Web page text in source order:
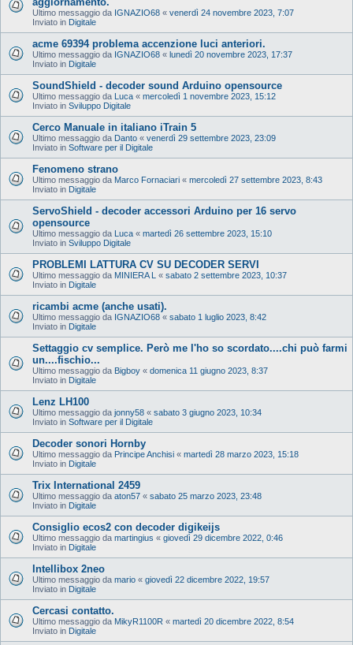
Ultimo messaggio da IGNAZIO68 « venerdì 24 novembre 2023, 7:07
Inviato in Digitale
acme 69394 problema accenzione luci anteriori.
Ultimo messaggio da IGNAZIO68 « lunedì 20 novembre 2023, 17:37
Inviato in Digitale
SoundShield - decoder sound Arduino opensource
Ultimo messaggio da Luca « mercoledì 1 novembre 2023, 15:12
Inviato in Sviluppo Digitale
Cerco Manuale in italiano iTrain 5
Ultimo messaggio da Danto « venerdì 29 settembre 2023, 23:09
Inviato in Software per il Digitale
Fenomeno strano
Ultimo messaggio da Marco Fornaciari « mercoledì 27 settembre 2023, 8:43
Inviato in Digitale
ServoShield - decoder accessori Arduino per 16 servo
opensource
Ultimo messaggio da Luca « martedì 26 settembre 2023, 15:10
Inviato in Sviluppo Digitale
PROBLEMI LATTURA CV SU DECODER SERVI
Ultimo messaggio da MINIERA L « sabato 2 settembre 2023, 10:37
Inviato in Digitale
ricambi acme (anche usati).
Ultimo messaggio da IGNAZIO68 « sabato 1 luglio 2023, 8:42
Inviato in Digitale
Settaggio cv semplice. Però me l'ho so scordato....chi può farmi
un....fischio...
Ultimo messaggio da Bigboy « domenica 11 giugno 2023, 8:37
Inviato in Digitale
Lenz LH100
Ultimo messaggio da jonny58 « sabato 3 giugno 2023, 10:34
Inviato in Software per il Digitale
Decoder sonori Hornby
Ultimo messaggio da Principe Anchisi « martedì 28 marzo 2023, 15:18
Inviato in Digitale
Trix International 2459
Ultimo messaggio da aton57 « sabato 25 marzo 2023, 23:48
Inviato in Digitale
Consiglio ecos2 con decoder digikeijs
Ultimo messaggio da martingius « giovedì 29 dicembre 2022, 0:46
Inviato in Digitale
Intellibox 2neo
Ultimo messaggio da mario « giovedì 22 dicembre 2022, 19:57
Inviato in Digitale
Cercasi contatto.
Ultimo messaggio da MikyR1100R « martedì 20 dicembre 2022, 8:54
Inviato in Digitale